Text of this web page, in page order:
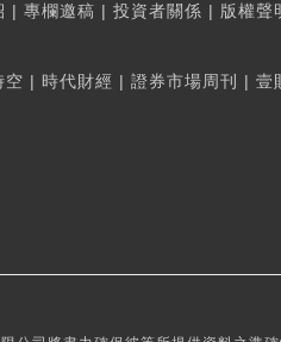
| 專欄邀稿 | 投資者關係 | 版權聲
空 | 時代財經 | 證券市場周刊 | 壹